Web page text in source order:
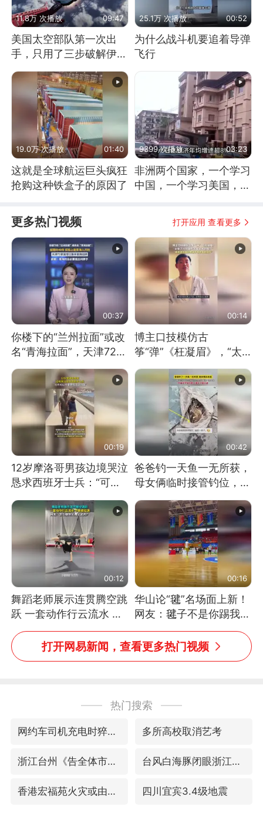
11.8万 次播放 09:47
美国太空部队第一次出
手，只用了三步破解伊朗
25.1万 次播放 00:52
为什么战斗机要追着导弹
飞行
19.0万 次播放 01:40
这就是全球航运巨头疯狂
抢购这种铁盒子的原因了
9399 次播放 03:23
非洲两个国家，一个学习
中国，一个学习美国，结
更多热门视频 打开应用 查看更多
00:37
你楼下的“兰州拉面”或改
名“青海拉面”，天津72家
面馆已集体更换招牌
00:14
博主口技模仿古
筝“弹”《枉凝眉》，“太
像了～你是吃古筝长大的
吗？”“或将成为首位考级
不带古筝的选手。”（来
源：新华每日电讯）
00:19
12岁摩洛哥男孩边境哭泣
恳求西班牙士兵：“可不
可以不要把我遣返回国”
00:42
爸爸钓一天鱼一无所获，
母女俩临时接管钓位，用
玩具鱼竿钓上大鱼
00:12
舞蹈老师展示连贯腾空跳
跃 一套动作行云流水 节
奏感拉满 网友：怎么做
到又舞又武的？
00:16
华山论“毽”名场面上新！
网友：毽子不是你踢我
捡，我踢你捡吗
打开网易新闻，查看更多热门视频
热门搜索
网约车司机充电时猝死保险拒赔 多所高校取消艺考
浙江台州《告全体市民书》 台风白海豚闭眼浙江上海处于危险半圆
香港宏福苑火灾或由烟头引起 四川宜宾3.4级地震